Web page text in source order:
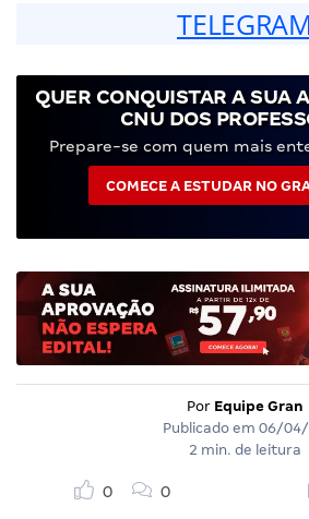
TELEGRAM
QUER CONQUISTAR A SUA
CNU DOS
Prepare-se com quem mais
COMECE A ESTUDAR NO
Por Equipe Gran
Publicado em 06/
2 min. de leitura
0 0